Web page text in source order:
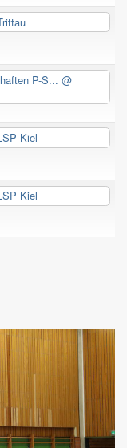
P-S...@
Kiel
Kiel